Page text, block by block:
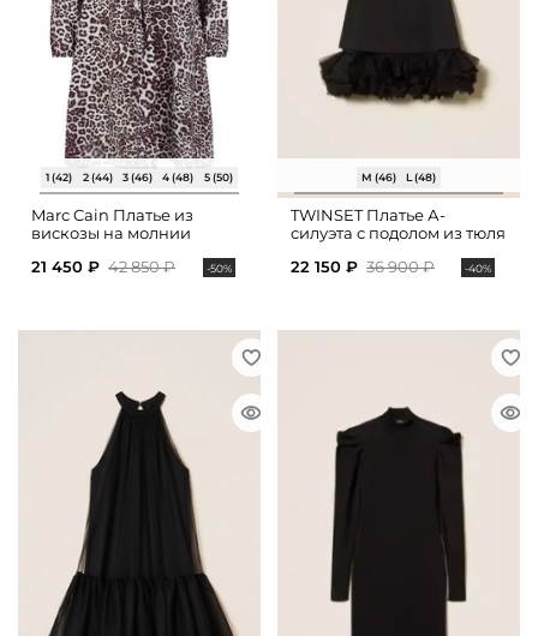
1 (42) 2 (44) 3 (46) 4 (48) 5 (50)
Marc Cain Платье из
вискозы на молнии
21 450 ₽ 42 850 ₽ -50%
M (46) L (48)
TWINSET Платье А-
силуэта с подолом из тюля
22 150 ₽ 36 900 ₽ -40%